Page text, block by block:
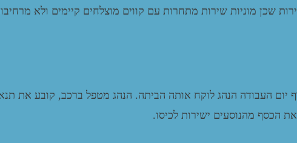
שכן מוניות שירות מתחרות עם קווים מוצלחים קיימים ולא
יום העבודה הנהג לוקח אותה הביתה. הנהג מטפל ברכב, קובע את
הכסף מהנוסעים ישירות לכיסו.